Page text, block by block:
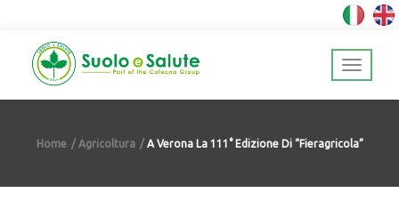
Home Agricoltura A Verona La 111° Edizione Di “Fieragricola”